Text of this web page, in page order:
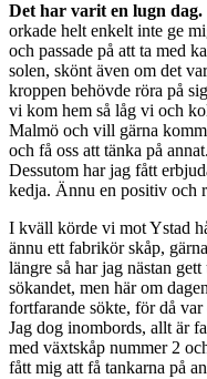
Det har varit en lugn dag.
orkade helt enkelt inte ge
och passade på att ta med
solen, skönt även om det
kroppen behövde röra på
vi kom hem så låg vi och
Malmö och vill gärna
och få oss att tänka på
Dessutom har jag fått
kedja. Ännu en positiv och
I kväll körde vi mot Ystad
ännu ett fabrikör skåp,
längre så har jag nästan
sökandet, men här om
fortfarande sökte, för då
Jag dog inombords, allt är
med växtskåp nummer 2
fått mig att få tankarna på